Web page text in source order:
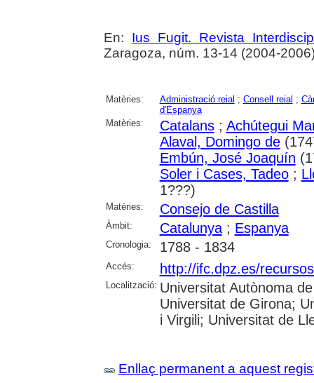
En: Ius Fugit. Revista
Zaragoza, núm. 13-14 (2004-
Matèries: Administració reial ; Consell reial ;
d'Espanya
Matèries:
Catalans; Achútegui
Alaval, Domingo de
Embún, José Joaquín
Soler i Cases, Tadeo;
1???)
Matèries: Consejo de Castilla
Àmbit: Catalunya; Espanya
Cronologia: 1788 - 1834
Accés: http://ifc.dpz.es/
Localització: Universitat Autònoma
Universitat de Girona;
i Virgili; Universitat de
Enllaç permanent a aquest